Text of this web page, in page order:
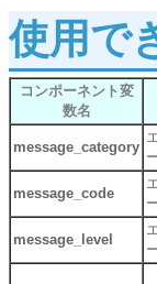
使用で
コンポーネント変
数名
message_category
message_code
message_level